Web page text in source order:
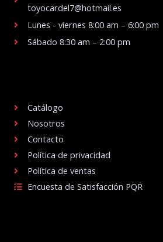
toyocardel7@hotmail.es
Lunes - viernes 8:00 am – 6:00 pm
Sábado 8:30 am – 2:00 pm
Catálogo
Nosotros
Contacto
Política de privacidad
Política de ventas
Encuesta de Satisfacción PQR